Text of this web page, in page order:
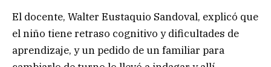
El docente, Walter Eustaquio Sandoval, explicó que
el niño tiene retraso cognitivo y dificultades de
aprendizaje, y un pedido de un familiar para